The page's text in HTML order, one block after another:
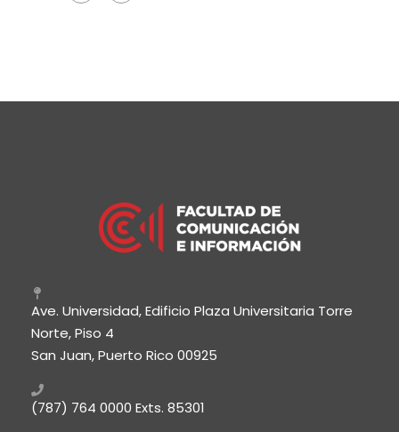
Ave. Universidad, Edificio Plaza Universitaria Torre
Norte, Piso 4
San Juan, Puerto Rico 00925
(787) 764 0000 Exts. 85301